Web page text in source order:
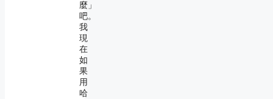
麼」
吧。
我
現
在
如
果
用
哈